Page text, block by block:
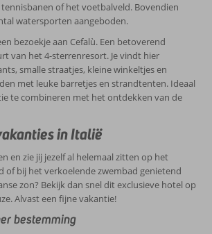
of het voetbalveld. Bovendien
watersporten aangeboden.
bezoekje aan Cefalù. Een betoverend
van het 4-sterrenresort. Je vindt hier
smalle straatjes, kleine winkeltjes en
met leuke barretjes en strandtenten. Ideaal
te combineren met het ontdekken van de
in Italië
en zie jij jezelf al helemaal zitten op het
of bij het verkoelende zwembad genietend
zon? Bekijk dan snel dit exclusieve hotel op
Alvast een fijne vakantie!
bestemming